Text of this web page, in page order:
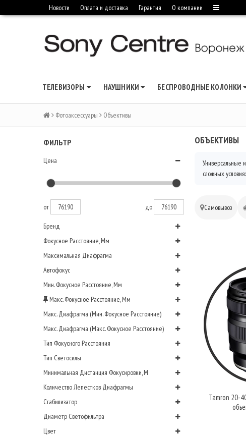
Новости Оплата и доставка Гарантия О компании
ТЕЛЕВИЗОРЫ НАУШНИКИ БЕСПРОВОДНЫЕ КОЛОНКИ
Фотоаксессуары Объективы
ФИЛЬТР
Цена
от до
Бренд
Фокусное Расстояние, Мм
Максимальная Диафрагма
Автофокус
Мин. Фокусное Расстояние, Мм
Макс. Фокусное Расстояние, Мм
Макс. Диафрагма (мин. Фокусное Расстояние)
Макс. Диафрагма (макс. Фокусное Расстояние)
Тип Фокусного Расстояния
Тип Светосилы
Минимальная Дистанция Фокусировки, М
Количество Лепестков Диафрагмы
Стабилизатор
Диаметр Светофильтра
Цвет
ОБЪЕКТИВЫ
Универсальные
сложных
Самовывоз
Tamron 20-